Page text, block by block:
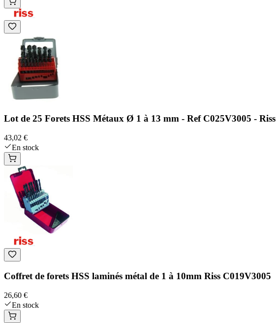
Lot de 25 Forets HSS Métaux Ø 1 à 13 mm - Ref C025V3005 - Riss
43,02 €
En stock
Coffret de forets HSS laminés métal de 1 à 10mm Riss C019V3005
26,60 €
En stock